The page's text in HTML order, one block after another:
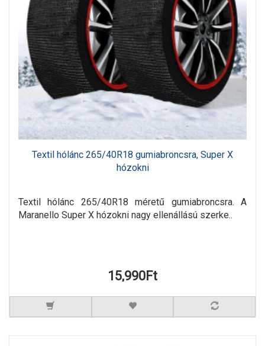
Textil hólánc 265/40R18 gumiabroncsra, Super X
hózokni
Textil hólánc 265/40R18 méretű gumiabroncsra. A
Maranello Super X hózokni nagy ellenállású szerke..
15,990Ft